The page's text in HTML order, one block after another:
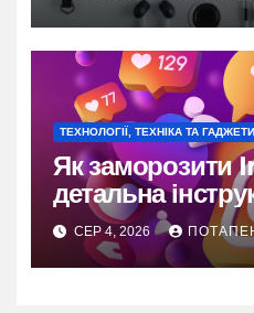
ТЕХНОЛОГІЇ, ТЕХНІКА ТА ГАДЖЕТИ
Як заморозити
детальна
СЕР 4, 2026